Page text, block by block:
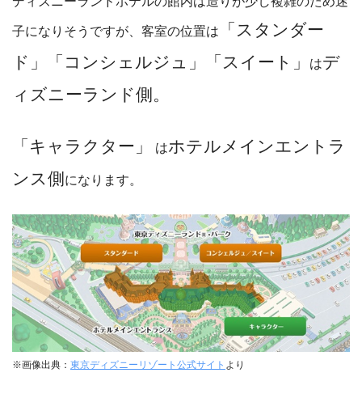
子になりそうですが、客室の位置は
「スタンダー
ド」「コンシェルジュ」「スイート」
はデ
ィズニーランド側。
「キャラクター」 はホテルメインエントラ
ンス側 になります。
※画像出典： 東京ディズニーリゾート公式サイト より